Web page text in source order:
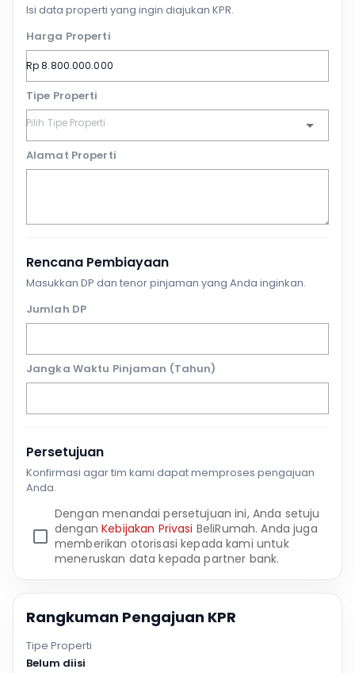
Isi data properti yang ingin diajukan KPR.
Harga Properti
Tipe Properti
Alamat Properti
Rencana Pembiayaan
Masukkan DP dan tenor pinjaman yang Anda inginkan.
Jumlah DP
Jangka Waktu Pinjaman (Tahun)
Persetujuan
Konfirmasi agar tim kami dapat memproses pengajuan
Anda.
Dengan menandai persetujuan ini, Anda setuju
denganKebijakan Privasi BeliRumah. Anda juga
memberikan otorisasi kepada kami untuk
meneruskan data kepada partner bank.
Rangkuman Pengajuan KPR
Tipe Properti
Belum diisi